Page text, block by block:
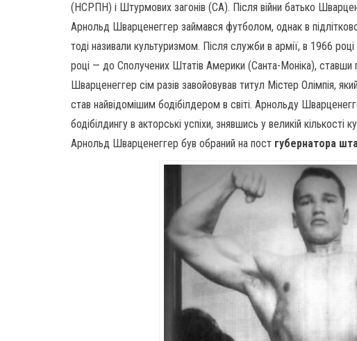
(НСРПН) і Штурмових загонів (СА). Після війни батько
Арнольд Шварценеггер займався футболом, однак в
тоді називали культуризмом. Після служби в армії, в 1966
році — до Сполучених Штатів Америки (Санта-Моніка),
Шварценеггер сім разів завойовував титул Містер Олімпія,
став найвідомішим бодібілдером в світі. Арнольду
бодібілдингу в акторські успіхи, знявшись у великій кількості
Арнольд Шварценеггер був обраний на пост губернатора